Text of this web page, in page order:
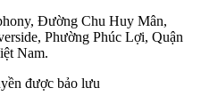
Đường Chu Huy Mân,
Phường Phúc Lợi, Quận
Nam.
được bảo lưu